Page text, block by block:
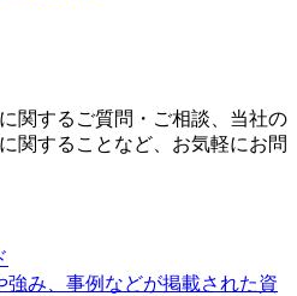
関するご質問・ご相談、当社の
関することなど、お気軽にお問
強み、事例などが掲載された資